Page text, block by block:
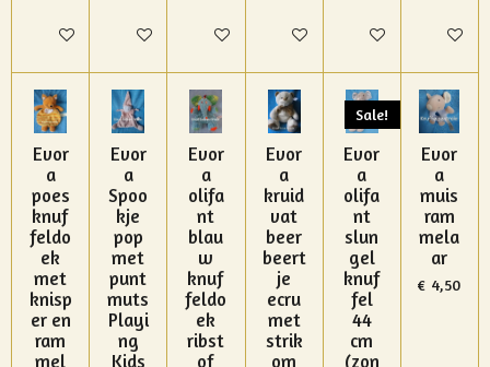
In winkelwagenIn winkelwagenIn winkelwagenIn winkelwagenIn winkelwagen
In
Evor
a
poes
knuf
feldo
ek
met
knisp
er en
ram
mel
Evor
a
Spoo
kje
pop
met
punt
muts
Playi
ng
Kids
Evor
a
olifa
nt
blau
w
knuf
feldo
ek
ribst
of
Evor
a
kruid
vat
beer
beert
je
ecru
met
strik
om
Sale!
Evor
a
olifa
nt
slun
gel
knuf
fel
44
cm
(zon
Evor
a
muis
ram
mela
ar
€ 4,50